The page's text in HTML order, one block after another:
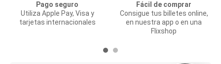
Pago seguro
Utiliza Apple Pay, Visa y
tarjetas internacionales
Fácil de comprar
Consigue tus billetes online,
en nuestra app o en una
Flixshop